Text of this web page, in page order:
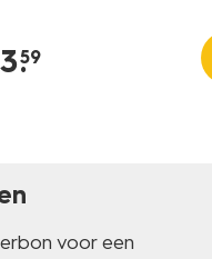
3.
59
voor een